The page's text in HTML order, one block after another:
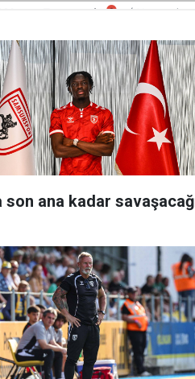
son ana kadar